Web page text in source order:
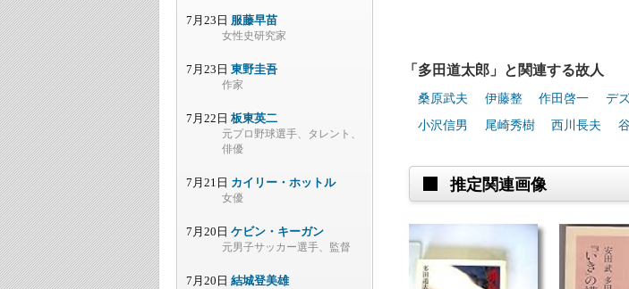
「多田道太郎」と関連する故人
桑原武夫 伊藤整 作田啓一 デ
小沢信男
尾崎秀樹 西川長夫
推定関連画像
7月23日 服藤早苗
女性史研究家
7月23日 東野圭吾
作家
7月22日 板東英二
元プロ野球選手、タレント、
俳優
7月21日 カイリー・ホットル
女優
7月20日 ケビン・キーガン
元男子サッカー選手、監督
7月20日 結城登美雄